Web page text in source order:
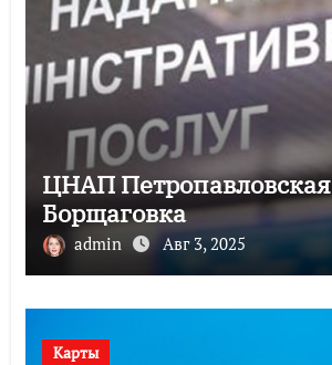
ЦНАП Петропавловская
Борщаговка
admin Авг 3, 2025
Карты